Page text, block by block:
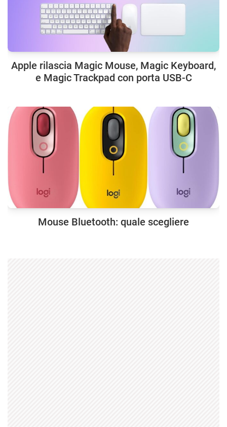
Apple rilascia Magic Mouse, Magic Keyboard,
e Magic Trackpad con porta USB-C
Mouse Bluetooth: quale scegliere